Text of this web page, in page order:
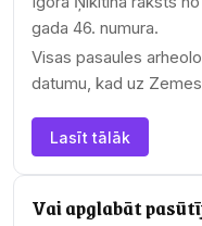
gada 46. numura.
Visas pasaules
datumu, kad uz
Lasīt tālāk
Vai apglabāt